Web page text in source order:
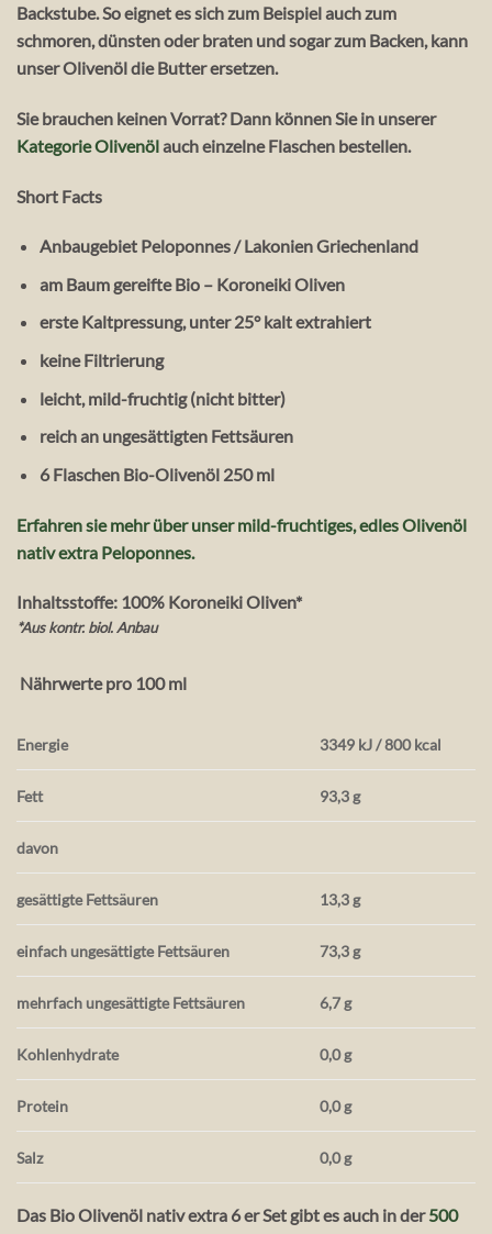
Backstube. So eignet es sich zum Beispiel auch zum
schmoren, dünsten oder braten und sogar zum Backen, kann
unser Olivenöl die Butter ersetzen.
Sie brauchen keinen Vorrat? Dann können Sie in unserer
Kategorie Olivenölauch einzelne Flaschen bestellen.
Short Facts
Anbaugebiet Peloponnes / Lakonien Griechenland
am Baum gereifte Bio – Koroneiki Oliven
erste Kaltpressung, unter 25° kalt extrahiert
keine Filtrierung
leicht, mild-fruchtig (nicht bitter)
reich an ungesättigten Fettsäuren
6 Flaschen Bio-Olivenöl 250 ml
Erfahren sie mehr über unser mild-fruchtiges, edles Olivenöl
nativ extra Peloponnes.
Inhaltsstoffe: 100% Koroneiki Oliven*
*Aus kontr. biol. Anbau
Nährwerte pro 100 ml
Energie 3349 kJ / 800 kcal
Fett 93,3 g
davon
gesättigte Fettsäuren 13,3 g
einfach ungesättigte Fettsäuren 73,3 g
mehrfach ungesättigte Fettsäuren 6,7 g
Kohlenhydrate 0,0 g
Protein 0,0 g
Salz 0,0 g
Das Bio Olivenöl nativ extra 6 er Set gibt es auch in der500